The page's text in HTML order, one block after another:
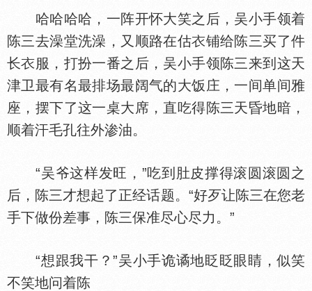
哈哈哈哈，一阵开怀大笑之后，吴小手领着
陈三去澡堂洗澡，又顺路在估
铺给陈三买了件
长
服，打扮一番之后，吴小手领陈三来到这天
津卫最有名最排场最阔气的大饭庄，一间单间雅
座，摆下了这一桌大席，直吃得陈三天昏地暗，
顺着汗毛孔往外渗油。
“吴爷这样发旺，”吃到肚皮撑得滚圆滚圆之
后，陈三才想起了正经话题。“好歹让陈三在您老
手下做份差事，陈三保准尽心尽力。”
“想跟我干？”吴小手诡谲地眨眨眼睛，似笑
不笑地问着陈